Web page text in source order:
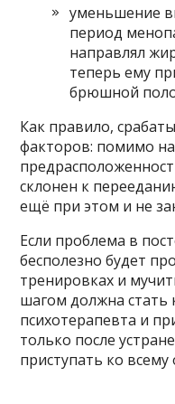
уменьшение
период
направлял
теперь ему
брюшной
Как правило,
факторов: помимо
склонен к
ещё при этом и не
Если проблема в
бесполезно будет
тренировках и
шагом должна стать
психотерапевта и
только после
приступать ко всему